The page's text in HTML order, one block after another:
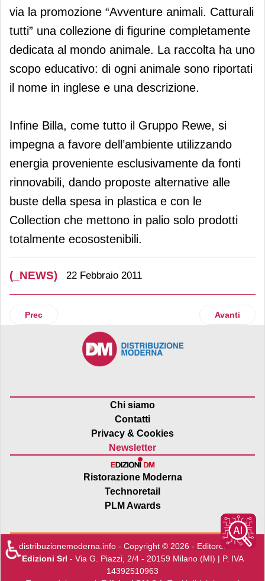
via la promozione “Avventure animali. Catturali
tutti” una collezione di figurine completamente
dedicata al mondo animale. La raccolta ha uno
scopo educativo: di ogni animale sono riportati
il nome in inglese e una descrizione.
Infine Billa, come tutto il Gruppo Rewe, si
impegna a favore dell’ambiente utilizzando
energia proveniente esclusivamente da fonti
rinnovabili, dando proposte alternative alle
buste della spesa in plastica e con le
Collection che mettono in palio solo prodotti
totalmente ecosostenibili.
(_NEWS) 22 Febbraio 2011
Articolo precedente: Distributori automatici per una sana
Prec Articolo
Avanti
Chi siamo
Contatti
Privacy & Cookies
Newsletter
Ristorazione Moderna
Technoretail
PLM Awards
distribuzionemoderna.info - Copyright © 2026 - Editore:Edra
Edizioni Srl - Via G. Piazzi, 2/4 - 20159 Milano (MI) | P. IVA
14392510963